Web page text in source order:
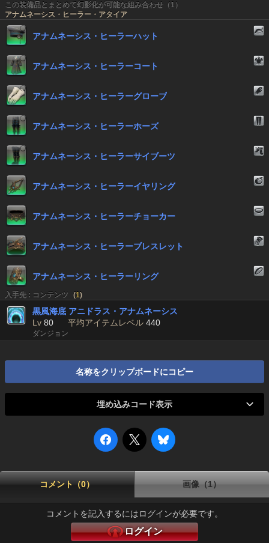
この装備品とまとめて幻影化が可能な組み合わせ（1）
アナムネーシス・ヒーラー・アタイア
アナムネーシス・ヒーラーハット
アナムネーシス・ヒーラーコート
アナムネーシス・ヒーラーグローブ
アナムネーシス・ヒーラーホーズ
アナムネーシス・ヒーラーサイブーツ
アナムネーシス・ヒーラーイヤリング
アナムネーシス・ヒーラーチョーカー
アナムネーシス・ヒーラーブレスレット
アナムネーシス・ヒーラーリング
入手先 : コンテンツ (1)
黒風海底 アニドラス・アナムネーシス
Lv 80 平均アイテムレベル 440
ダンジョン
名称をクリップボードにコピー
埋め込みコード表示
コメント（0） 画像（1）
コメントを記入するにはログインが必要です。
ログイン